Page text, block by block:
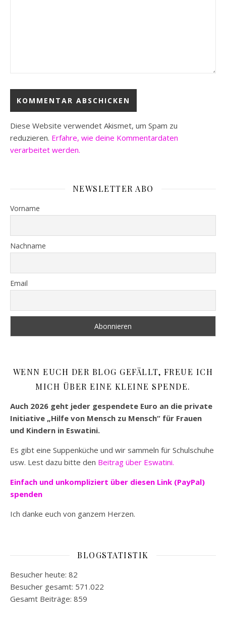
Diese Website verwendet Akismet, um Spam zu
reduzieren. Erfahre, wie deine Kommentardaten
verarbeitet werden.
NEWSLETTER ABO
Vorname
Nachname
Email
WENN EUCH DER BLOG GEFÄLLT, FREUE ICH
MICH ÜBER EINE KLEINE SPENDE.
Auch 2026 geht jeder gespendete Euro an die private
Initiative „Hilfe von Mensch zu Mensch“ für Frauen
und Kindern in Eswatini.
Es gibt eine Suppenküche und wir sammeln für Schulschuhe
usw. Lest dazu bitte den Beitrag über Eswatini.
Einfach und unkompliziert über diesen Link (PayPal)
spenden
Ich danke euch von ganzem Herzen.
BLOGSTATISTIK
Besucher heute: 82
Besucher gesamt: 571.022
Gesamt Beiträge: 859